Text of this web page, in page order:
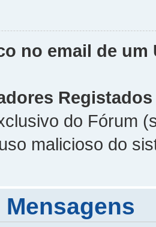
no email de um
Registados
do Fórum
malicioso do
Mensagens